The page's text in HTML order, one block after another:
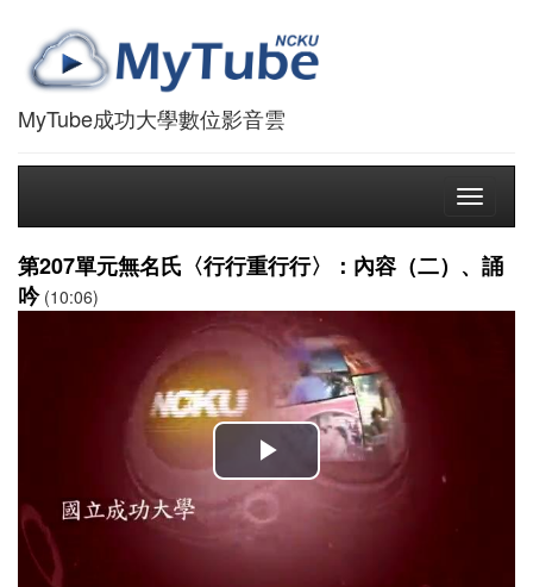
MyTube成功大學數位影音雲
Toggle
第207單元無名氏〈行行重行行〉：內容（二）、誦
吟(10:06)
播
放